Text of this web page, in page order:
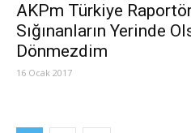
AKPm Türkiye
Sığınanların Yerinde
Dönmezdim
16 Ocak 2017